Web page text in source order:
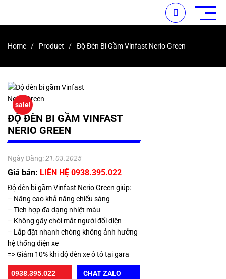
Home Product Độ Đèn Bi Gầm Vinfast Nerio Green
sale!
ĐỘ ĐÈN BI GẦM VINFAST
NERIO GREEN
Ngày Đăng: 21.03.2025
Giá bán: LIÊN HỆ 0938.395.022
Độ đèn bi gầm Vinfast Nerio Green giúp:
– Nâng cao khả năng chiếu sáng
– Tích hợp đa dạng nhiệt màu
– Không gây chói mắt người đối diện
– Lắp đặt nhanh chóng không ảnh hưởng
hệ thống điện xe
=> Giảm 10% khi độ đèn xe ô tô tại gara
0938.395.022 CHAT ZALO